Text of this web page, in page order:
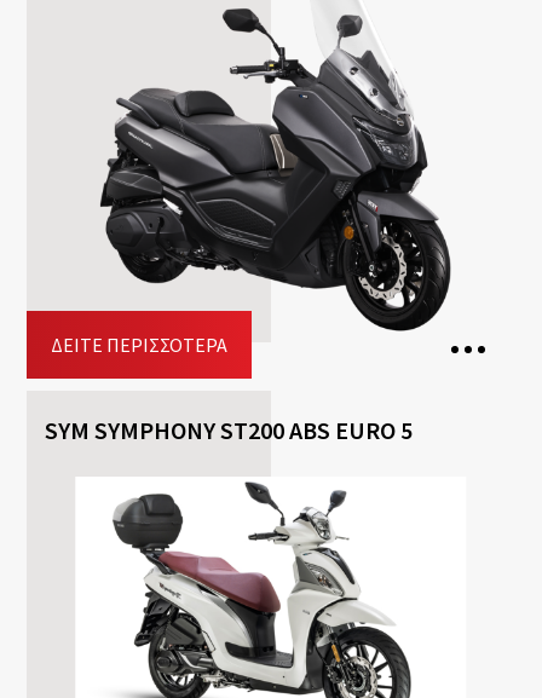
2 Θέσεις
Κιβώτιο ταχυτήτων: Aυτόματο
Καύσιμο: Βενζίνη
Free Helmet
Included Top-case
Driving licence: A
Κράτηση
ΔΕΊΤΕ ΠΕΡΙΣΣΌΤΕΡΑ
Κιβώτιο ταχυτήτων: Aυτόματο
Καύσιμο: Βενζίνη
Free Helmet
Included Top-case
Driving licence: A2, A
SYM SYMPHONY ST200 ABS EURO 5